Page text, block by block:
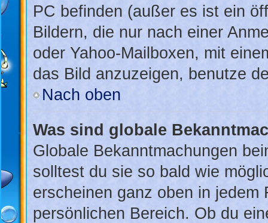
PC befinden (außer es ist ein
Bildern, die nur nach einer
oder Yahoo-Mailboxen, mit
das Bild anzuzeigen, benutze
Nach oben
Was sind globale
Globale Bekanntmachungen
solltest du sie so bald wie
erscheinen ganz oben in jedem
persönlichen Bereich. Ob du